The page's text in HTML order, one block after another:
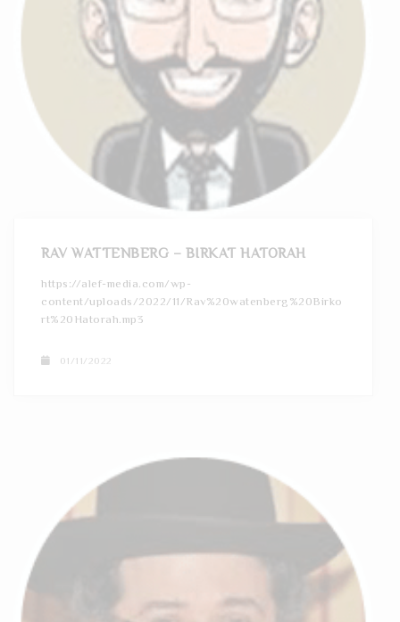
RAV WATTENBERG – BIRKAT HATORAH
https://alef-media.com/wp-
content/uploads/2022/11/Rav%20watenberg%20Birko
rt%20Hatorah.mp3
01/11/2022